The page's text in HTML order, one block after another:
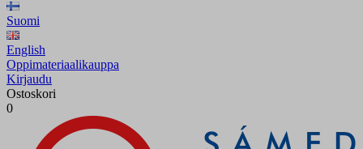
Suomi
English
Oppimateriaalikauppa
Kirjaudu
Ostoskori
0